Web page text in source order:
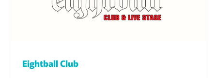
Eightball Club